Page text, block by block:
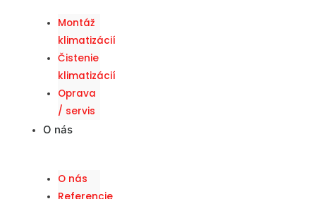
Montáž
klimatizácií
Čistenie
klimatizácií
Oprava
/ servis
O nás
O nás